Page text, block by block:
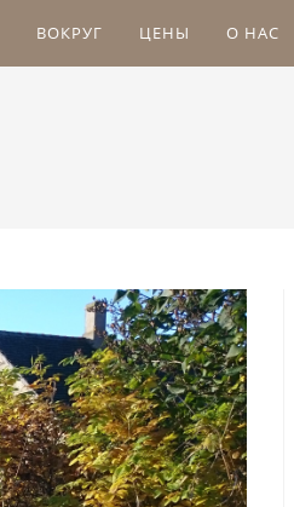
ВОКРУГ ЦЕНЫ О НАС